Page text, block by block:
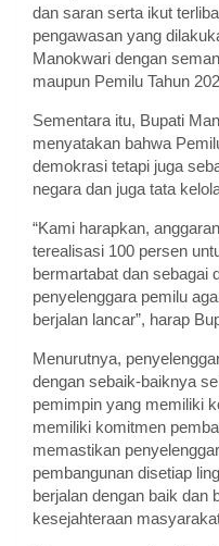
dan saran serta ikut
pengawasan yang
Manokwari dengan
maupun Pemilu Tahun
Sementara itu, Bupati
menyatakan bahwa
demokrasi tetapi juga
negara dan juga tata
“Kami harapkan,
terealisasi 100 persen
bermartabat dan sebagai
penyelenggara pemilu
berjalan lancar”, harap
Menurutnya,
dengan sebaik-baiknya
pemimpin yang memiliki
memiliki komitmen
memastikan
pembangunan disetiap
berjalan dengan baik dan
kesejahteraan